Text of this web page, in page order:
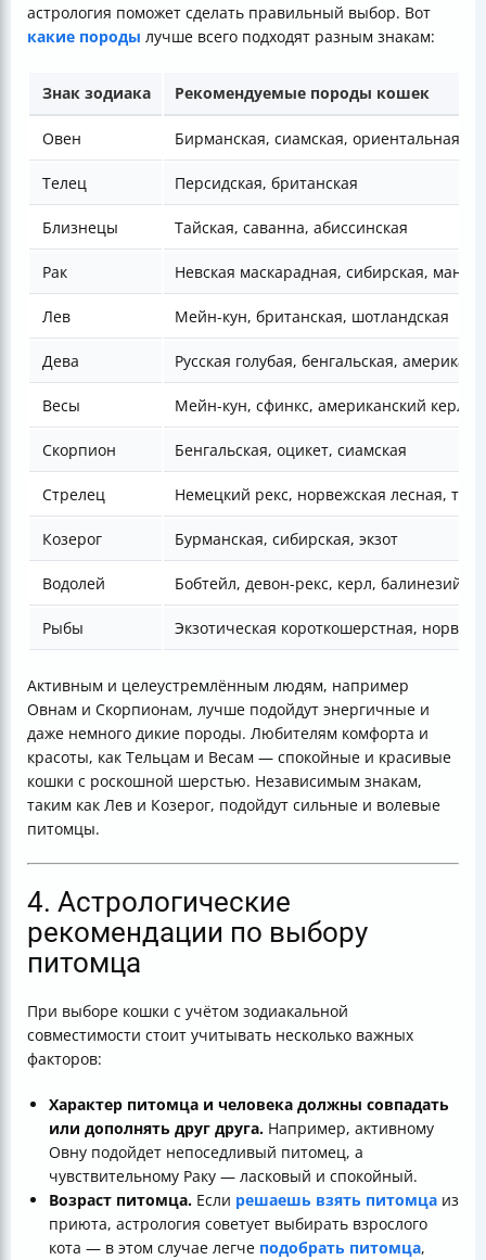
астрология поможет сделать правильный выбор. Вот
какие породы лучше всего подходят разным знакам:
Знак зодиака Рекомендуемые породы кошек
Овен Бирманская, сиамская, ориентальная
Телец Персидская, британская
Близнецы Тайская, саванна, абиссинская
Рак Невская маскарадная, сибирская,
Лев Мейн-кун, британская, шотландская
Дева Русская голубая, бенгальская,
Весы Мейн-кун, сфинкс, американский керл,
Скорпион Бенгальская, оцикет, сиамская
Стрелец Немецкий рекс, норвежская лесная,
Козерог Бурманская, сибирская, экзот
Водолей Бобтейл, девон-рекс, керл,
Рыбы Экзотическая короткошерстная,
Активным и целеустремлённым людям, например
Овнам и Скорпионам, лучше подойдут энергичные и
даже немного дикие породы. Любителям комфорта и
красоты, как Тельцам и Весам — спокойные и красивые
кошки с роскошной шерстью. Независимым знакам,
таким как Лев и Козерог, подойдут сильные и волевые
питомцы.
4. Астрологические
рекомендации по выбору
питомца
При выборе кошки с учётом зодиакальной
совместимости стоит учитывать несколько важных
факторов:
Характер питомца и человека должны совпадать
или дополнять друг друга. Например, активному
Овну подойдет непоседливый питомец, а
чувствительному Раку — ласковый и спокойный.
Возраст питомца. Если решаешь взять питомца из
приюта, астрология советует выбирать взрослого
кота — в этом случае легче подобрать питомца,